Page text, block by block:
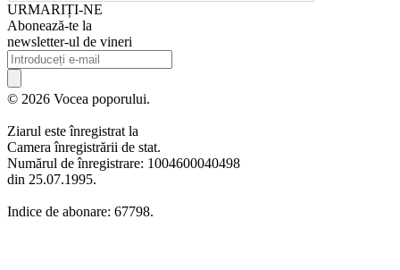
URMARIȚI-NE
Abonează-te la
newsletter-ul de vineri
© 2026 Vocea poporului.
Ziarul este înregistrat la
Camera înregistrării de stat.
Numărul de înregistrare: 1004600040498
din 25.07.1995.
Indice de abonare: 67798.